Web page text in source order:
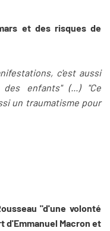
et des risques de
c'est aussi
enfants" (...) "Ce
un traumatisme pour
"d'une volonté
d'Emmanuel Macron et